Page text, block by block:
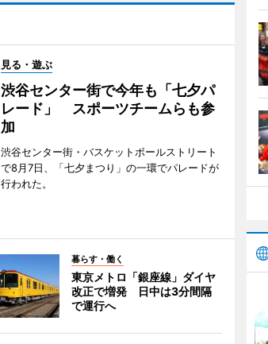
見る・遊ぶ
渋谷センター街で今年も「七夕パ
レード」 スポーツチームらも参
加
渋谷センター街・バスケットボールストリート
で8月7日、「七夕まつり」の一環でパレードが
行われた。
暮らす・働く
東京メトロ「銀座線」ダイヤ
改正で増発 日中は3分間隔
で運行へ